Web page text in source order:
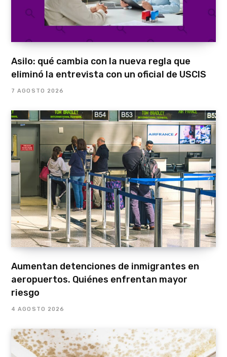
Asilo: qué cambia con la nueva regla que
eliminó la entrevista con un oficial de USCIS
7 AGOSTO 2026
Aumentan detenciones de inmigrantes en
aeropuertos. Quiénes enfrentan mayor
riesgo
4 AGOSTO 2026